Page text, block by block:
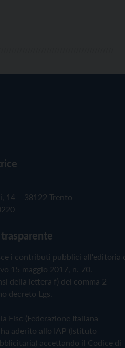
14 – 38122 Trento
i contributi pubblici all'editoria
15 maggio 2017, n. 70.
della lettera f) del comma 2
decreto Lgs.
Fisc (Federazione Italiana
aderito allo IAP (Istituto
accettando il Codice di